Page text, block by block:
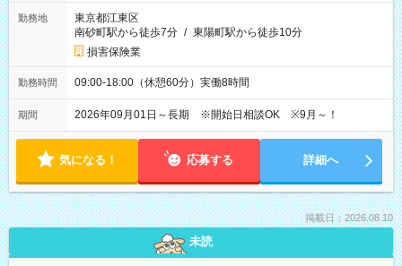
勤務地
東京都江東区
南砂町駅から徒歩7分 / 東陽町駅から徒歩10分
損害保険業
勤務時間 09:00-18:00（休憩60分）実働8時間
期間 2026年09月01日～長期 ※開始日相談OK ※9月～！
気になる！ 応募する 詳細へ
掲載日：2026.08.10
未読